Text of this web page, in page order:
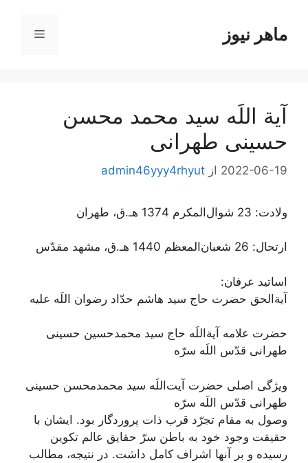
محتواماهر نیوز فهرست
آیة اللَه سید محمد محسن
حسینی طهرانی
2022-06-19 از admin46yyy4rhyut
ولادت: 23 شوال‌المکرم 1374 هـ.ق، طهران
ارتحال: 26 شعبان‌المعظم 1440 هـ.ق، مشهد مقدّس
اساتید عرفان:
آیةالحق حضرت حاج سید هاشم حدّاد رضوان اللَه علیه
حضرت علامه آیةاللَه حاج سید محمدحسین حسینی
طهرانی قدّس اللَه سرّه
ویژگی اصلی حضرت آیت‌اللَه سید محمدمحسن حسینی
طهرانی قدّس اللَه سرّه
وصول به مقام تجرّد قرب ذات پروردگار بود. ایشان با
حقیقت وجود خود به باطن سرّ حقایق عالم تکوین
رسیده و بر آنها اشراف کامل داشت. در نتیجه، مطالب‏